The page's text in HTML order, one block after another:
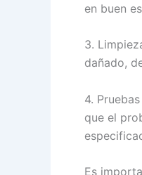
en buen
3.
dañado,
4.
que el
Es